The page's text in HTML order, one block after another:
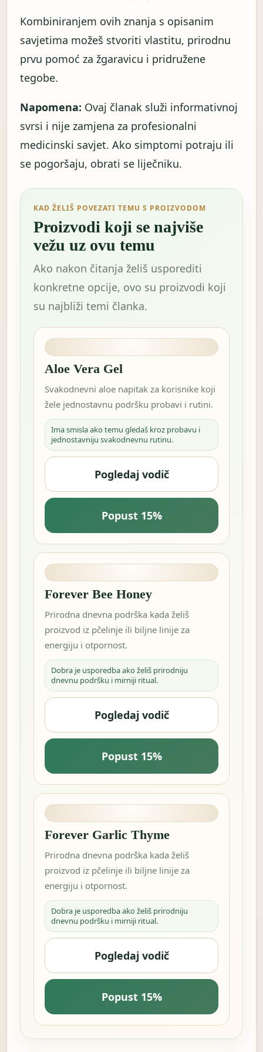
Kombiniranjem ovih znanja s opisanim
savjetima možeš stvoriti vlastitu, prirodnu
prvu pomoć za žgaravicu i pridružene
tegobe.
Napomena: Ovaj članak služi informativnoj
svrsi i nije zamjena za profesionalni
medicinski savjet. Ako simptomi potraju ili
se pogoršaju, obrati se liječniku.
KAD ŽELIŠ POVEZATI TEMU S PROIZVODOM
Proizvodi koji se najviše
vežu uz ovu temu
Ako nakon čitanja želiš usporediti
konkretne opcije, ovo su proizvodi koji
su najbliži temi članka.
Aloe Vera Gel
Svakodnevni aloe napitak za korisnike koji
žele jednostavnu podršku probavi i rutini.
Ima smisla ako temu gledaš kroz probavu i
jednostavniju svakodnevnu rutinu.
Pogledaj vodič
Popust 15%
Forever Bee Honey
Prirodna dnevna podrška kada želiš
proizvod iz pčelinje ili biljne linije za
energiju i otpornost.
Dobra je usporedba ako želiš prirodniju
dnevnu podršku i mirniji ritual.
Pogledaj vodič
Popust 15%
Forever Garlic Thyme
Prirodna dnevna podrška kada želiš
proizvod iz pčelinje ili biljne linije za
energiju i otpornost.
Dobra je usporedba ako želiš prirodniju
dnevnu podršku i mirniji ritual.
Pogledaj vodič
Popust 15%